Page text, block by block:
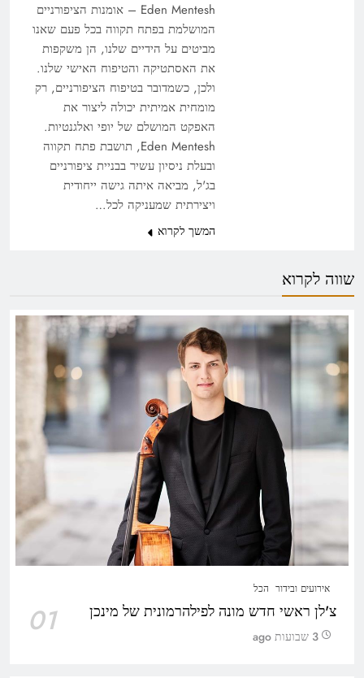
Eden Mentesh – אומנות הציפורניים
המושלמת בפתח תקווה בכל פעם שאנו
מביטים על הידיים שלנו, הן משקפות
את האסתטיקה והטיפוח האישי שלנו.
ולכן, כשמדובר בטיפוח הציפורניים, רק
מומחית אמיתית יכולה ליצור את
האפקט המושלם של יופי ואלגנטיות.
Eden Mentesh, תושבת פתח תקווה
ובעלת ניסיון עשיר בבניית ציפורניים
בג'ל, מביאה איתה גישה ייחודית
ויצירתית שמעניקה לכל…
המשך לקרוא
שווה לקרוא
אירועים ובידור הכל
צ'לן ראשי חדש מונה לפילהרמונית של מינכן 01 3 שבועות ago